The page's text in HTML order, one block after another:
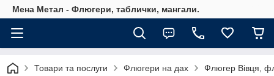
Мена Метал - Флюгери, таблички, мангали.
Товари та послуги Флюгери на дах Флюгер Вівця,